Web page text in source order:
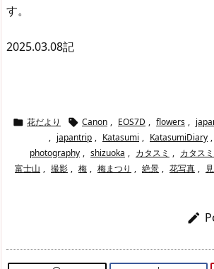
す。
2025.03.08記
 花だより  Canon , EOS7D , flowers ,
, japantrip , Katasumi , KatasumiDiary ,
photography , shizuoka , カタスミ , カタス
富士山 , 撮影 , 梅 , 梅まつり , 絶景 , 花写真 ,
